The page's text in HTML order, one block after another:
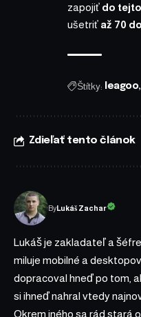
zapojiť do
ušetriť až 70
Štítky: leagoo
Zdieľať tento článok
ByLukáš Zachar
Lukáš je zakladateľ a
miluje mobilné a
dopracoval hneď po tom,
si ihneď nahral vtedy
Okrem iného sa rád stará